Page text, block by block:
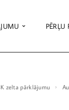
PĒRĻU
zelta pārklājumu